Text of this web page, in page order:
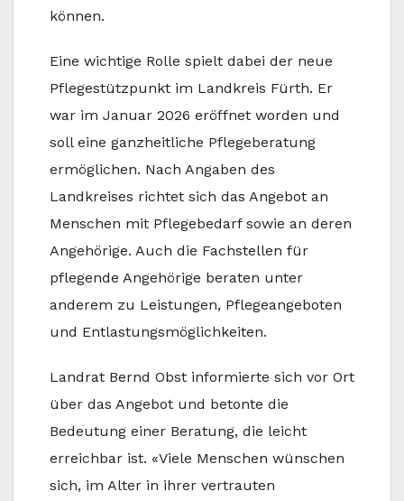
können.
Eine wichtige Rolle spielt dabei der neue
Pflegestützpunkt im Landkreis Fürth. Er
war im Januar 2026 eröffnet worden und
soll eine ganzheitliche Pflegeberatung
ermöglichen. Nach Angaben des
Landkreises richtet sich das Angebot an
Menschen mit Pflegebedarf sowie an deren
Angehörige. Auch die Fachstellen für
pflegende Angehörige beraten unter
anderem zu Leistungen, Pflegeangeboten
und Entlastungsmöglichkeiten.
Landrat Bernd Obst informierte sich vor Ort
über das Angebot und betonte die
Bedeutung einer Beratung, die leicht
erreichbar ist. «Viele Menschen wünschen
sich, im Alter in ihrer vertrauten